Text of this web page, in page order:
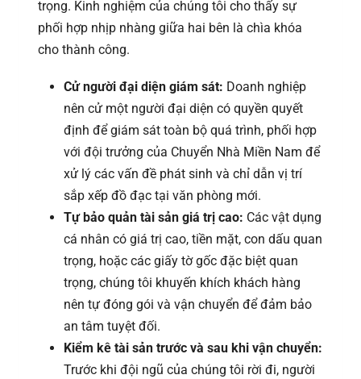
trọng. Kinh nghiệm của chúng tôi cho thấy sự
phối hợp nhịp nhàng giữa hai bên là chìa khóa
cho thành công.
Cử người đại diện giám sát: Doanh nghiệp
nên cử một người đại diện có quyền quyết
định để giám sát toàn bộ quá trình, phối hợp
với đội trưởng của Chuyển Nhà Miền Nam để
xử lý các vấn đề phát sinh và chỉ dẫn vị trí
sắp xếp đồ đạc tại văn phòng mới.
Tự bảo quản tài sản giá trị cao: Các vật dụng
cá nhân có giá trị cao, tiền mặt, con dấu quan
trọng, hoặc các giấy tờ gốc đặc biệt quan
trọng, chúng tôi khuyến khích khách hàng
nên tự đóng gói và vận chuyển để đảm bảo
an tâm tuyệt đối.
Kiểm kê tài sản trước và sau khi vận chuyển:
Trước khi đội ngũ của chúng tôi rời đi, người